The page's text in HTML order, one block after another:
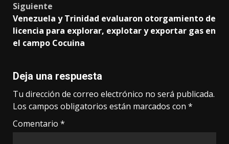
Siguiente
Venezuela y Trinidad evaluaron otorgamiento de
licencia para explorar, explotar y exportar gas en
el campo Cocuina
Deja una respuesta
Tu dirección de correo electrónico no será publicada.
Los campos obligatorios están marcados con *
Comentario *